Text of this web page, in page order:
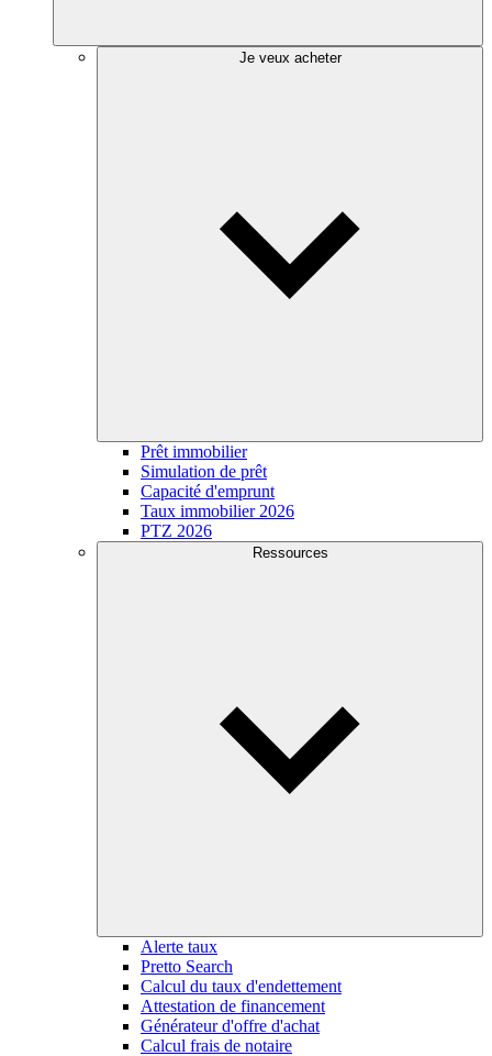
Je veux acheter
Prêt immobilier
Simulation de prêt
Capacité d'emprunt
Taux immobilier 2026
PTZ 2026
Ressources
Alerte taux
Pretto Search
Calcul du taux d'endettement
Attestation de financement
Générateur d'offre d'achat
Calcul frais de notaire